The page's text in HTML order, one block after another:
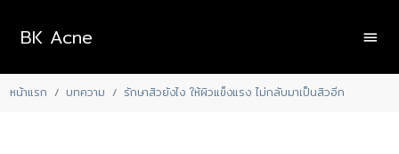
BK Acne
หน้าแรก บทความ รักษาสิวยังไง ให้ผิวแข็งแรง ไม่กลับมาเป็นสิวอีก